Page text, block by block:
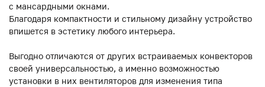
с мансардными окнами.
Благодаря компактности и стильному дизайну устройство
впишется в эстетику любого интерьера.
Выгодно отличаются от других встраиваемых конвекторов
своей универсальностью, а именно возможностью
установки в них вентиляторов для изменения типа